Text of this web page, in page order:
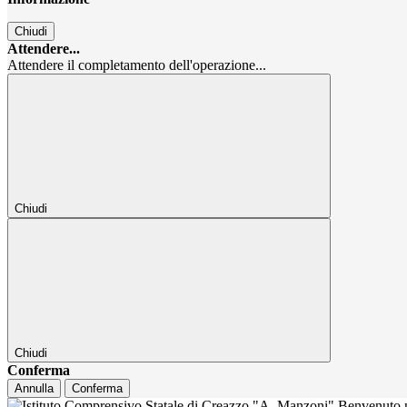
Chiudi
Attendere...
Attendere il completamento dell'operazione...
Chiudi
Chiudi
Conferma
Annulla Conferma